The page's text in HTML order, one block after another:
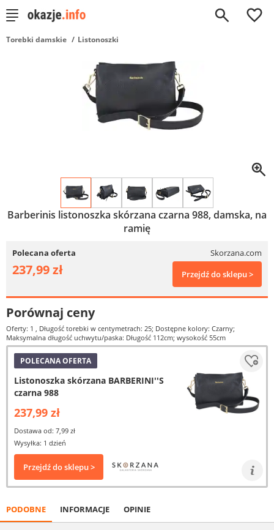
0
Torebki damskie Listonoszki
Barberinis listonoszka skórzana czarna 988, damska, na
ramię
Polecana oferta Skorzana.com
237,99 zł Przejdź do sklepu >
Porównaj ceny
Oferty: 1 , Długość torebki w centymetrach: 25; Dostępne kolory: Czarny;
Maksymalna długość uchwytu/paska: Długość 112cm; wysokość 55cm
POLECANA OFERTA
Listonoszka skórzana BARBERINI''S
czarna 988
237,99 zł
Dostawa od: 7,99 zł
Wysyłka: 1 dzień
Przejdź do sklepu >
PODOBNE INFORMACJE OPINIE